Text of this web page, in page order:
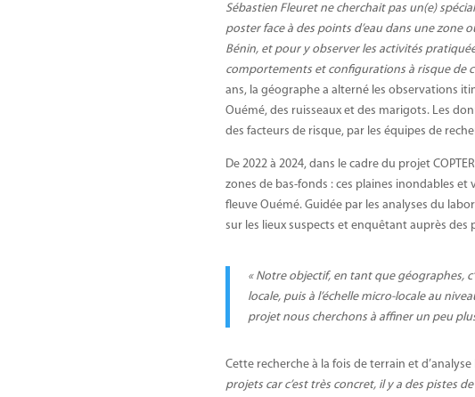
Sébastien Fleuret ne cherchait pas un(e)
poster face à des points d’eau dans une zone
Bénin, et pour y observer les activités
comportements et configurations à risque de
ans, la géographe a alterné les observations
Ouémé, des ruisseaux et des marigots. Les
des facteurs de risque, par les équipes de
De 2022 à 2024, dans le cadre du projet
zones de bas-fonds : ces plaines inondables
fleuve Ouémé. Guidée par les analyses du
sur les lieux suspects et enquêtant auprès des
« Notre objectif, en tant que géographes,
locale, puis à l’échelle micro-locale au
projet nous cherchons à affiner un peu
Cette recherche à la fois de terrain et
projets car c’est très concret, il y a des pistes